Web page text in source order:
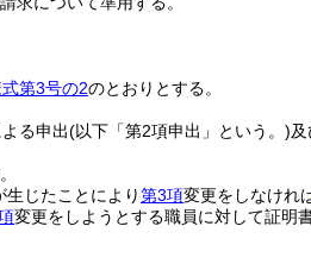
第3号の2のとおりとする。
る申出(以下「第2項申出」という。)
じたことにより第3項変更をしなけれ
変更をしようとする職員に対して証明